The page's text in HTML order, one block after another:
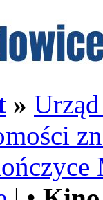
»